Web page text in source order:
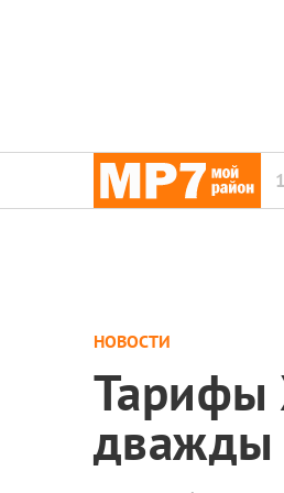
НОВОСТИ
Тарифы
дважды